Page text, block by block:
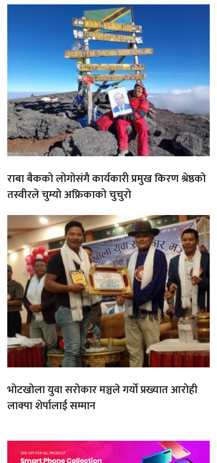
राबा बैकको लोगोसंगै कार्यकारी प्रमुख किरण श्रेष्ठको
तस्वीरले चुम्यो अफ्रिकाको चुचुरो
भोटखोला युवा सरोकार मञ्चले गर्यो प्रख्यात आरोही
लाक्पा शेर्पालाई सम्मान